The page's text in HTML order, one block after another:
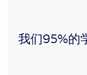
我们95%的